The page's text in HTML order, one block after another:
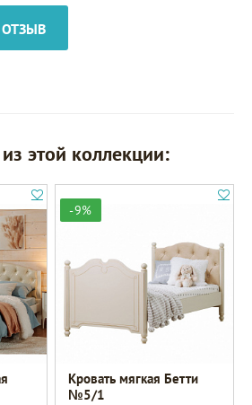
этой коллекции:
-9%
Кровать мягкая Бетти
№5/1